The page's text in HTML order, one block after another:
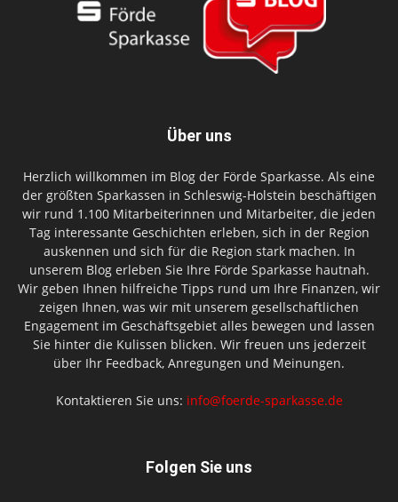
Über uns
Herzlich willkommen im Blog der Förde Sparkasse. Als eine
der größten Sparkassen in Schleswig-Holstein beschäftigen
wir rund 1.100 Mitarbeiterinnen und Mitarbeiter, die jeden
Tag interessante Geschichten erleben, sich in der Region
auskennen und sich für die Region stark machen. In
unserem Blog erleben Sie Ihre Förde Sparkasse hautnah.
Wir geben Ihnen hilfreiche Tipps rund um Ihre Finanzen, wir
zeigen Ihnen, was wir mit unserem gesellschaftlichen
Engagement im Geschäftsgebiet alles bewegen und lassen
Sie hinter die Kulissen blicken. Wir freuen uns jederzeit
über Ihr Feedback, Anregungen und Meinungen.
Kontaktieren Sie uns: info@foerde-sparkasse.de
Folgen Sie uns